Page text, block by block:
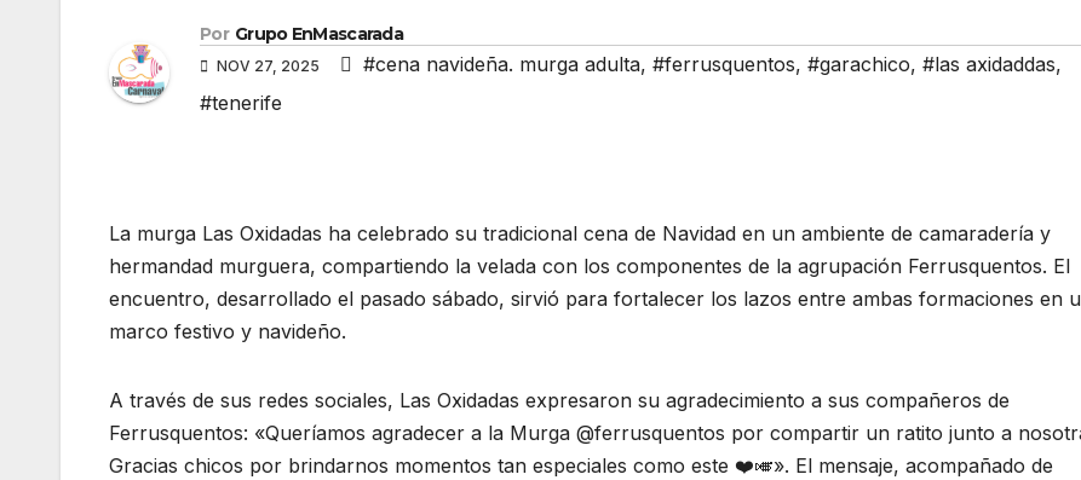
Por Grupo EnMascarada
NOV 27, 2025 #cena navideña. murga adulta, #ferrusquentos, #garachico, #las axidaddas,
#tenerife
La murga Las Oxidadas ha celebrado su tradicional cena de Navidad en un ambiente de camaradería y
hermandad murguera, compartiendo la velada con los componentes de la agrupación Ferrusquentos. El
encuentro, desarrollado el pasado sábado, sirvió para fortalecer los lazos entre ambas formaciones en
marco festivo y navideño.
A través de sus redes sociales, Las Oxidadas expresaron su agradecimiento a sus compañeros de
Ferrusquentos: «Queríamos agradecer a la Murga @ferrusquentos por compartir un ratito junto a
Gracias chicos por brindarnos momentos tan especiales como este ❤️🎺». El mensaje, acompañado de